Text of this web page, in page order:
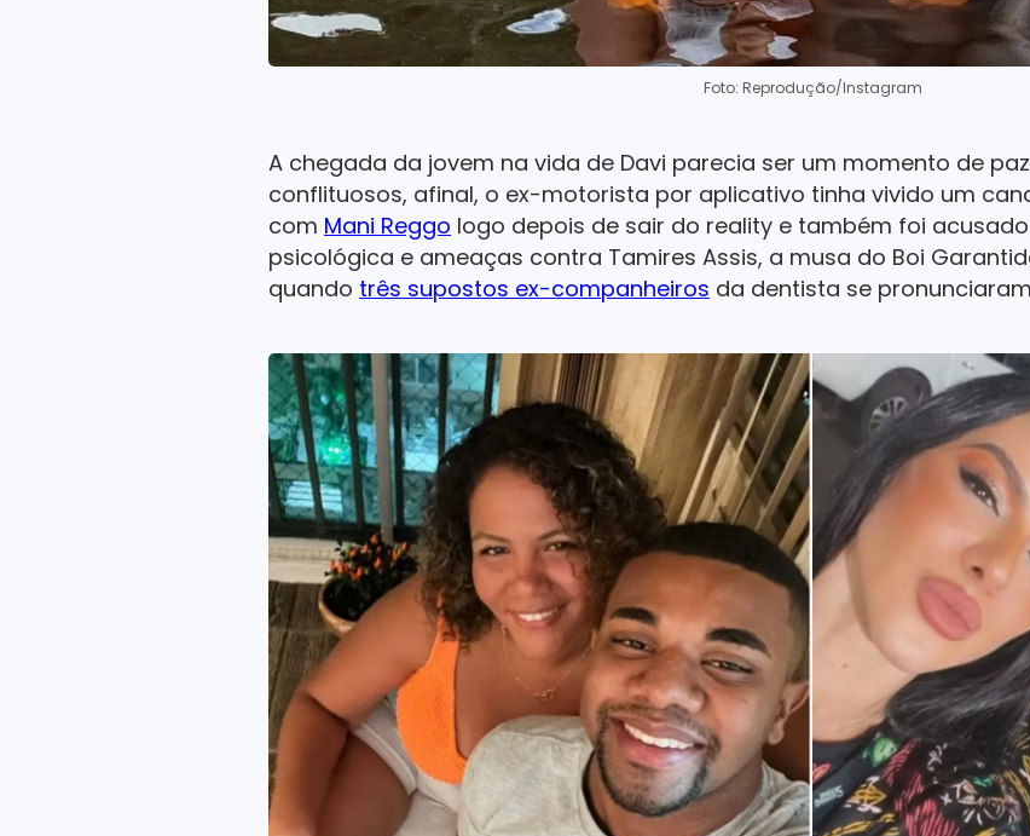
Foto: Reprodução/Instagram
A chegada da jovem na vida de Davi parecia ser um momento de
conflituosos, afinal, o ex-motorista por aplicativo tinha vivido um
com Mani Reggo logo depois de sair do reality e também foi
psicológica e ameaças contra Tamires Assis, a musa do Boi
quando três supostos ex-companheiros da dentista se